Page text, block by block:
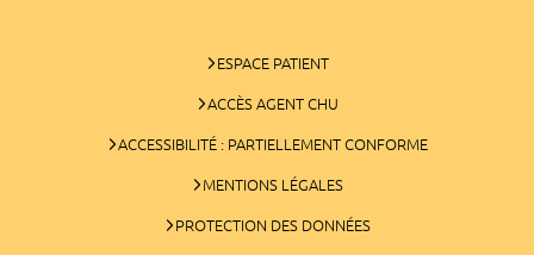
ESPACE PATIENT
ACCÈS AGENT CHU
ACCESSIBILITÉ : PARTIELLEMENT CONFORME
MENTIONS LÉGALES
PROTECTION DES DONNÉES